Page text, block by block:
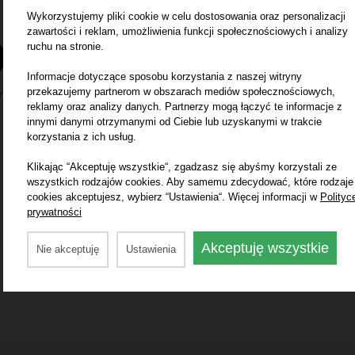
5
4
2
Dodaj opinię
aby publikowane opinie pochodziły od klientów, którzy
Wykorzystujemy pliki cookie w celu dostosowania oraz personalizacji
zawartości i reklam, umożliwienia funkcji społecznościowych i analizy
ruchu na stronie.
Informacje dotyczące sposobu korzystania z naszej witryny
przekazujemy partnerom w obszarach mediów społecznościowych,
reklamy oraz analizy danych. Partnerzy mogą łączyć te informacje z
innymi danymi otrzymanymi od Ciebie lub uzyskanymi w trakcie
korzystania z ich usług.
Klikając “Akceptuję wszystkie“, zgadzasz się abyśmy korzystali ze
wszystkich rodzajów cookies. Aby samemu zdecydować, które rodzaje
cookies akceptujesz, wybierz “Ustawienia“. Więcej informacji w
prywatności
Nie akceptuję Ustawienia Akceptuję wszystkie